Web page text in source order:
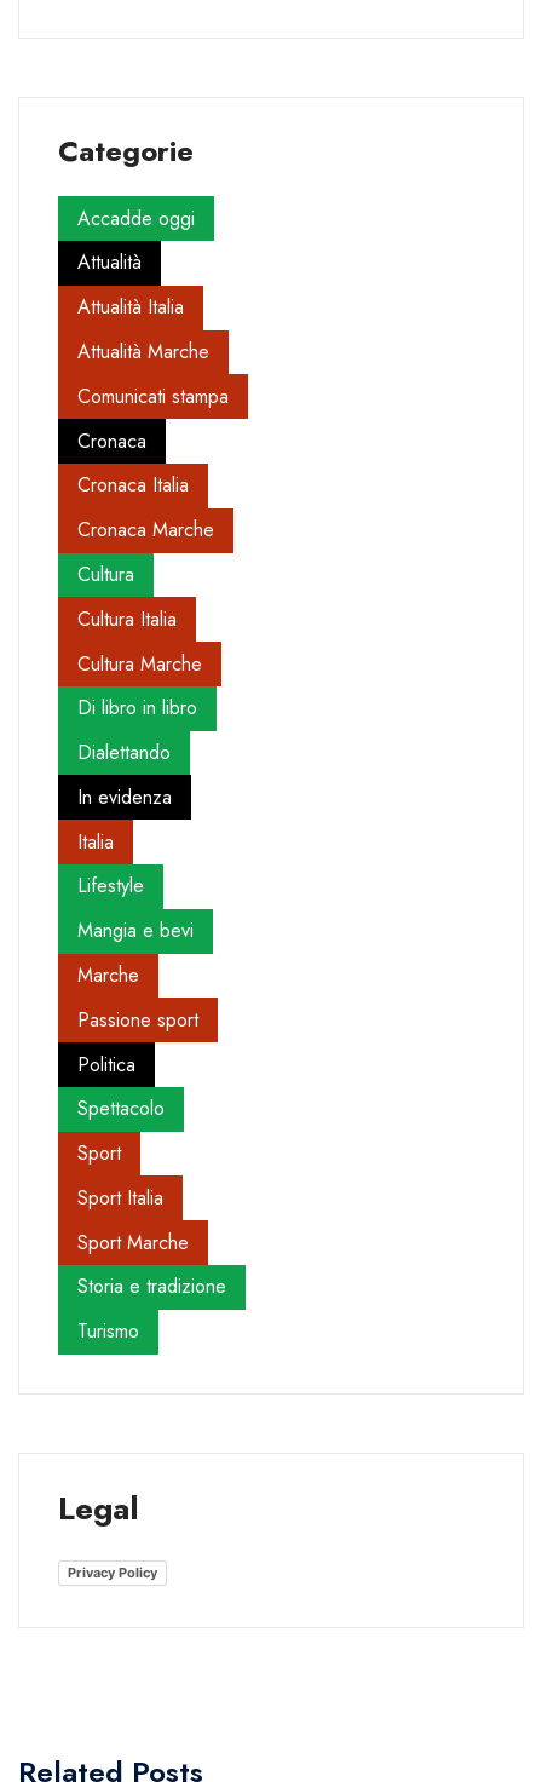
Categorie
Accadde oggi
Attualità
Attualità Italia
Attualità Marche
Comunicati stampa
Cronaca
Cronaca Italia
Cronaca Marche
Cultura
Cultura Italia
Cultura Marche
Di libro in libro
Dialettando
In evidenza
Italia
Lifestyle
Mangia e bevi
Marche
Passione sport
Politica
Spettacolo
Sport
Sport Italia
Sport Marche
Storia e tradizione
Turismo
Legal
Privacy Policy
Related Posts